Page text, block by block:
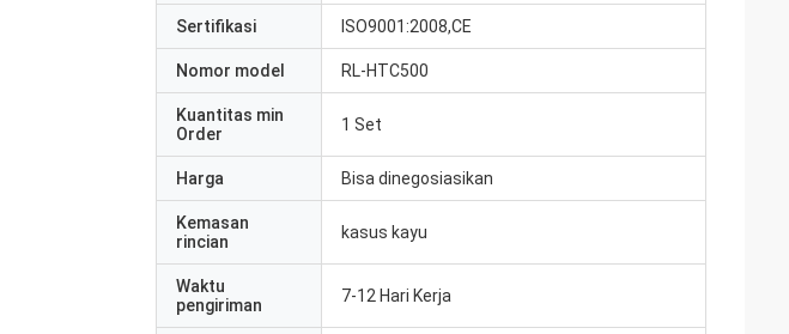
Sertifikasi ISO9001:2008,CE
Nomor model RL-HTC500
Kuantitas min
Order
1 Set
Harga Bisa dinegosiasikan
Kemasan
rincian
kasus kayu
Waktu
pengiriman
7-12 Hari Kerja